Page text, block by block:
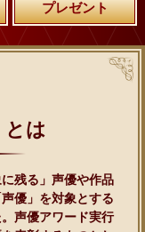
プレゼント
とは
残る」声優や作品
優」を対象とする
声優アワード実行